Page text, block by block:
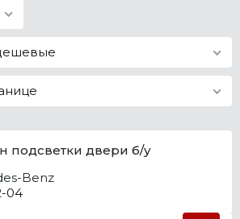
подсветки двери б/у
Benz
04